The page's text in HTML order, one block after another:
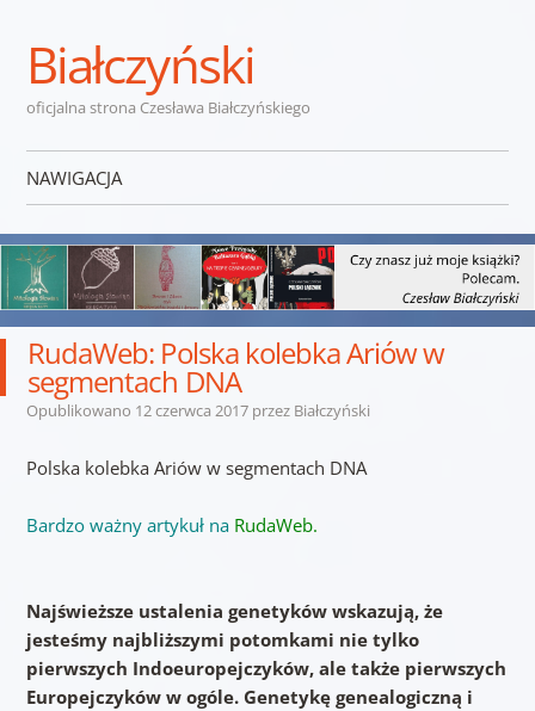
Białczyński
oficjalna strona Czesława Białczyńskiego
NAWIGACJA
RudaWeb: Polska kolebka Ariów w
segmentach DNA
Opublikowano 12 czerwca 2017przez Białczyński
Polska kolebka Ariów w segmentach DNA
Bardzo ważny artykuł na RudaWeb.
Najświeższe ustalenia genetyków wskazują, że
jesteśmy najbliższymi potomkami nie tylko
pierwszych Indoeuropejczyków, ale także pierwszych
Europejczyków w ogóle. Genetykę genealogiczną i